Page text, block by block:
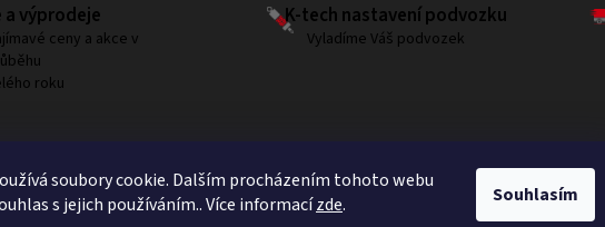
soubory cookie. Dalším procházením tohoto webu
s jejich používáním.. Více informacízde. Souhlasím
a výprodeje
ceny a akce v
roku
K-tech nastavení podvozku
Vyladíme Váš podvozek